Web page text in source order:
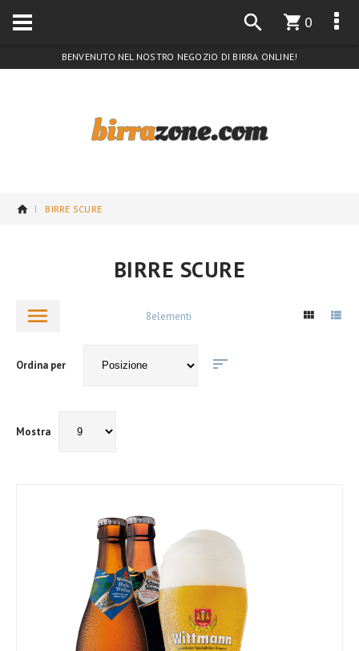
BENVENUTO NEL NOSTRO NEGOZIO DI BIRRA ONLINE!
0
BIRRE SCURE
BIRRE SCURE
Ordina per
8elementi
Mostra